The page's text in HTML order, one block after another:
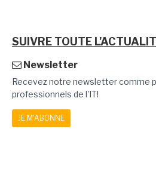
SUIVRE TOUTE
Newsletter
Recevez notre newsletter comme
professionnels de l'IT!
JE M'ABONNE